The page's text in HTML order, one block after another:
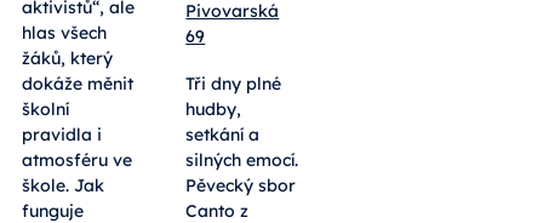
aktivistů“, ale
hlas všech
žáků, který
dokáže měnit
školní
pravidla i
atmosféru ve
škole. Jak
funguje
Pivovarská
69
Tři dny plné
hudby,
setkání a
silných emocí.
Pěvecký sbor
Canto z